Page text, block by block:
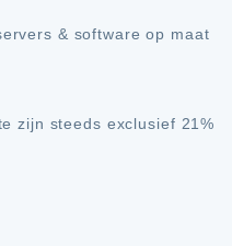
& software op maat
zijn steeds exclusief 21%